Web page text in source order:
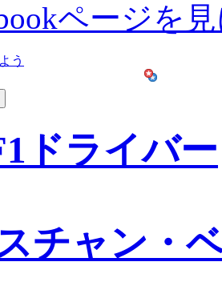
ページを
う
ドライバー
チャン・